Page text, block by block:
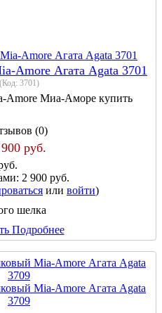
Amore Агата Agata 3701
(Код: 3701)
Amore Миа-Аморе купить
(0)
руб.
2 900 руб.
или войти)
шелка
Подробнее